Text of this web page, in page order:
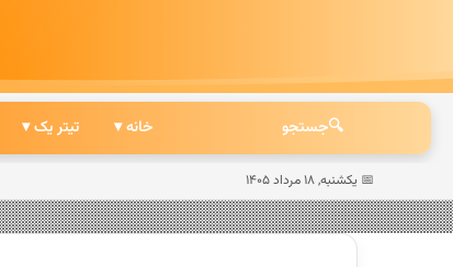
🔍جستجو خانه ▾ تیتر یک ▾
📅 یکشنبه, ۱۸ مرداد ۱۴۰۵